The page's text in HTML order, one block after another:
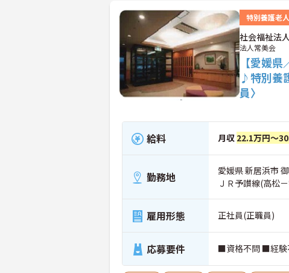
特別養護老
社会福祉法
法人常美会
【愛媛
♪特別養
員〉
給料 月収 22.1万円～
勤務地
愛媛県 新居浜市
ＪＲ予讃線(高松
雇用形態 正社員(正職員)
応募要件 ■資格不問 ■経験